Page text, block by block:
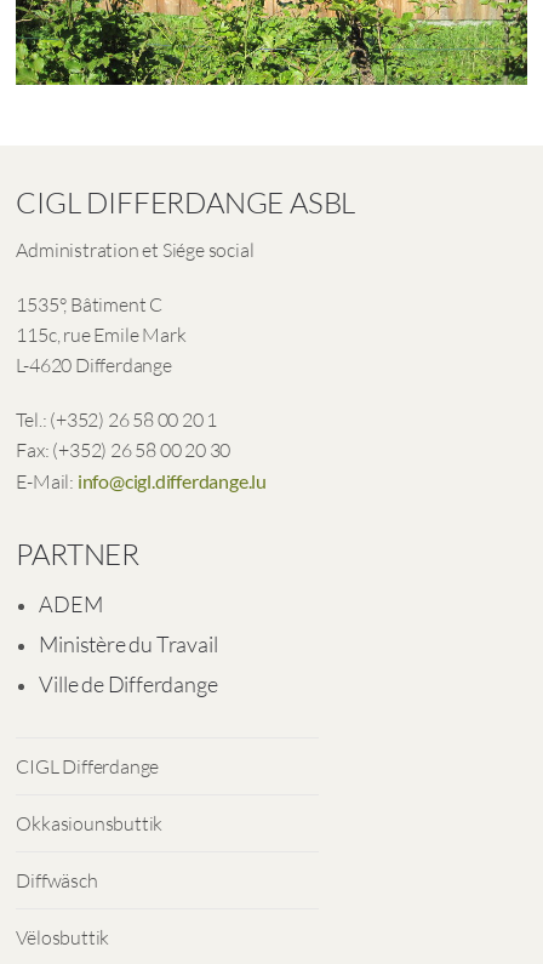
CIGL DIFFERDANGE ASBL
Administration et Siége social
1535°, Bâtiment C
115c, rue Emile Mark
L-4620 Differdange
Tel.: (+352) 26 58 00 20 1
Fax: (+352) 26 58 00 20 30
E-Mail: info@cigl.differdange.lu
PARTNER
ADEM
Ministère du Travail
Ville de Differdange
CIGL Differdange
Okkasiounsbuttik
Diffwäsch
Vëlosbuttik